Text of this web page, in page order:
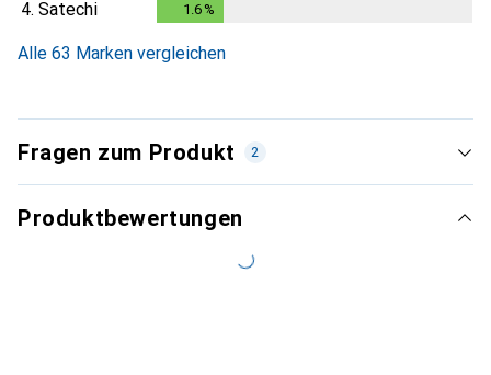
4. Satechi 1.6 %
Alle 63 Marken vergleichen
Fragen zum Produkt 2
Produktbewertungen